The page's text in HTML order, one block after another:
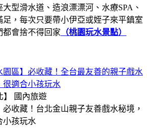
型滑水道、造浪漂漂河、水療SPA、
，每次只要帶小伊亞或姪子來平鎮室
都會捨不得回家 （桃園玩水景點）
區】必收藏！全台最友善的親子戲水
很適合小孩玩水
】
國內旅遊